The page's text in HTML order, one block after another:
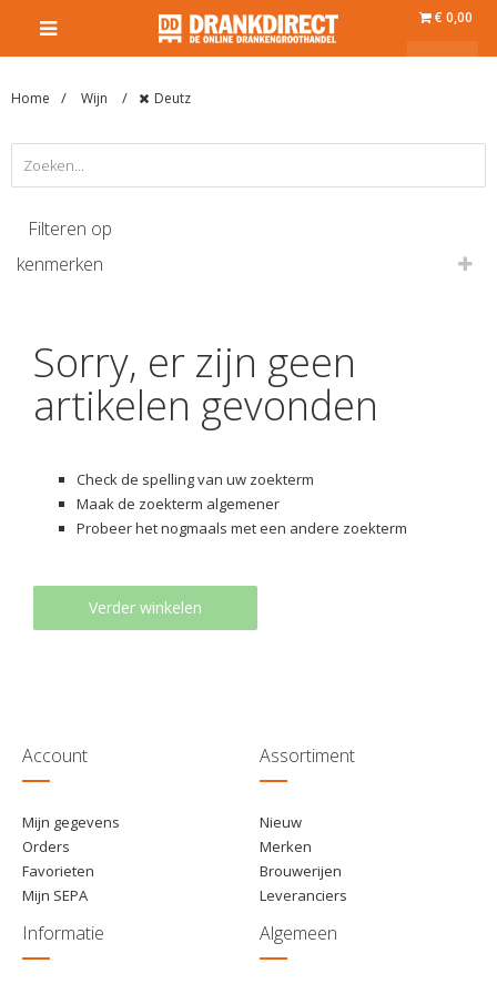
€ 0,00
Home Wijn Deutz
Filteren op
kenmerken
Sorry, er zijn geen
artikelen gevonden
Check de spelling van uw zoekterm
Maak de zoekterm algemener
Probeer het nogmaals met een andere zoekterm
Verder winkelen
Account
Mijn gegevens
Orders
Favorieten
Mijn SEPA
Assortiment
Nieuw
Merken
Brouwerijen
Leveranciers
Informatie Algemeen